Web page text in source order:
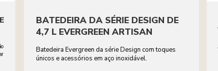
BATEDEIRA DA SÉRIE DESIGN DE
4,7 L EVERGREEN ARTISAN
Batedeira Evergreen da série Design com toques
únicos e acessórios em aço inoxidável.